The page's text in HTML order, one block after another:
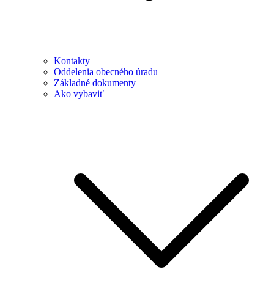
Kontakty
Oddelenia obecného úradu
Základné dokumenty
Ako vybaviť